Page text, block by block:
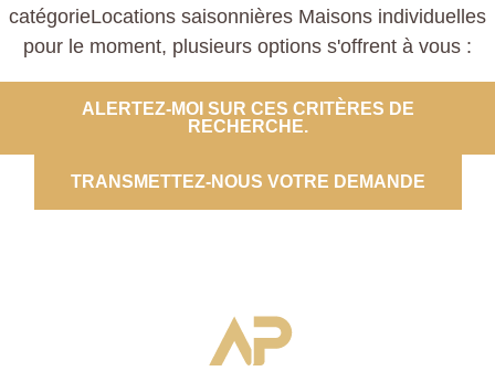
catégorieLocations saisonnières Maisons individuelles
pour le moment, plusieurs options s'offrent à vous :
ALERTEZ-MOI SUR CES CRITÈRES DE
RECHERCHE.
TRANSMETTEZ-NOUS VOTRE DEMANDE